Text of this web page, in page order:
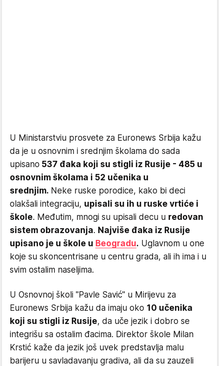
U Ministarstviu prosvete za Euronews Srbija kažu
da je u osnovnim i srednjim školama do sada
upisano 537 đaka koji su stigli iz Rusije - 485 u
osnovnim školama i 52 učenika u
srednjim. Neke ruske porodice, kako bi deci
olakšali integraciju, upisali su ih u ruske vrtiće i
škole. Međutim, mnogi su upisali decu u redovan
sistem obrazovanja. Najviše đaka iz Rusije
upisano je u škole u Beogradu. Uglavnom u one
koje su skoncentrisane u centru grada, ali ih ima i u
svim ostalim naseljima.
U Osnovnoj školi "Pavle Savić" u Mirijevu za
Euronews Srbija kažu da imaju oko 10 učenika
koji su stigli iz Rusije, da uče jezik i dobro se
integrišu sa ostalim đacima. Direktor škole Milan
Krstić kaže da jezik još uvek predstavlja malu
barijeru u savladavanju gradiva, ali da su zauzeli